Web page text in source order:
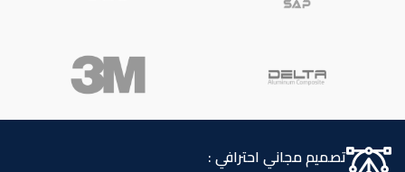
تصميم مجاني احترافي :